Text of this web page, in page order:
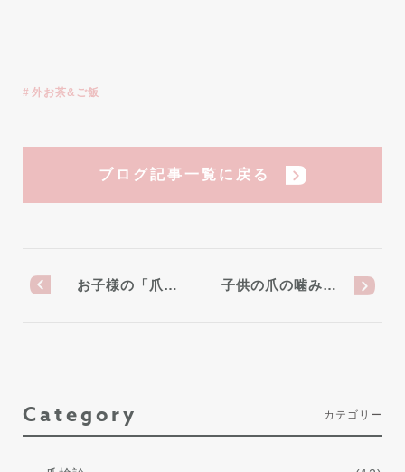
外お茶&ご飯
ブログ記事一覧に戻る
お子様の「爪… 子供の爪の噛み…
Category カテゴリー